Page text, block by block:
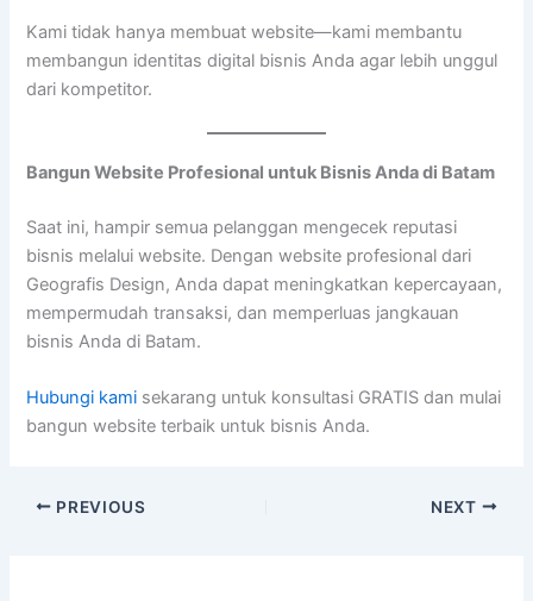
Kami tidak hanya membuat website—kami membantu
membangun identitas digital bisnis Anda agar lebih unggul
dari kompetitor.
Bangun Website Profesional untuk Bisnis Anda di Batam
Saat ini, hampir semua pelanggan mengecek reputasi
bisnis melalui website. Dengan website profesional dari
Geografis Design, Anda dapat meningkatkan kepercayaan,
mempermudah transaksi, dan memperluas jangkauan
bisnis Anda di Batam.
Hubungi kami sekarang untuk konsultasi GRATIS dan mulai
bangun website terbaik untuk bisnis Anda.
PREVIOUS NEXT